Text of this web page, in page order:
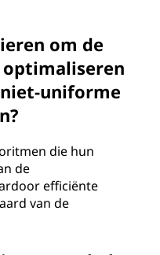
om de
uniforme
die hun
de
efficiënte
van de